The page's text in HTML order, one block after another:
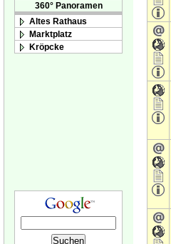
360° Panoramen
Altes Rathaus
Marktplatz
Kröpcke